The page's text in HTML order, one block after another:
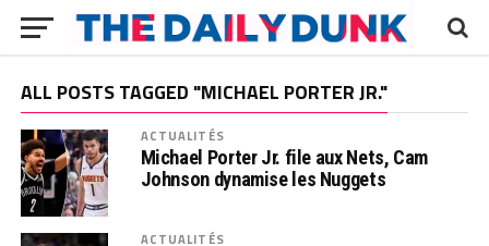
ALL POSTS TAGGED "MICHAEL PORTER JR."
ACTUALITÉS
Michael Porter Jr. file aux Nets, Cam
Johnson dynamise les Nuggets
ACTUALITÉS